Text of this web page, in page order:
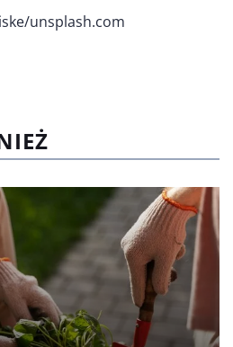
unsplash.com